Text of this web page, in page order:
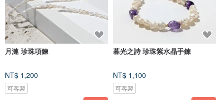
月漣 珍珠項鍊
NT$ 1,200
可客製
暮光之詩 珍珠紫水晶手鍊
NT$ 1,100
可客製